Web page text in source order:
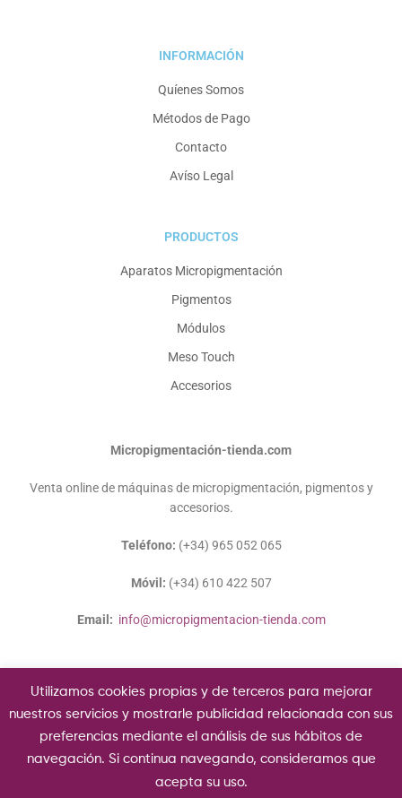
INFORMACIÓN
Quíenes Somos
Métodos de Pago
Contacto
Avíso Legal
PRODUCTOS
Aparatos Micropigmentación
Pigmentos
Módulos
Meso Touch
Accesorios
Micropigmentación-tienda.com
Venta online de máquinas de micropigmentación, pigmentos y
accesorios.
Teléfono: (+34) 965 052 065
Móvil: (+34) 610 422 507
Email: info@micropigmentacion-tienda.com
Copyright © 2020 Micropigmentación-tienda.com.
Utilizamos cookies propias y de terceros para mejorar
nuestros servicios y mostrarle publicidad relacionada con sus
preferencias mediante el análisis de sus hábitos de
navegación. Si continua navegando, consideramos que
acepta su uso.